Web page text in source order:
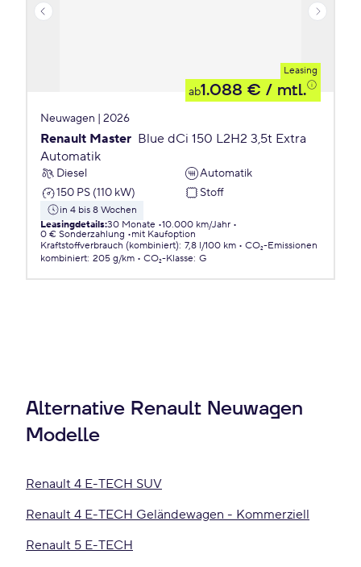
Leasing
ab1.088 € / mtl.
Neuwagen | 2026
Renault Master Blue dCi 150 L2H2 3,5t Extra
Automatik
Diesel
Automatik
150 PS (110 kW)
Stoff
in 4 bis 8 Wochen
Leasingdetails:30 Monate 10.000 km/Jahr
0 € Sonderzahlung
mit Kaufoption
Kraftstoffverbrauch (kombiniert): 7,8 l/100 km
CO₂-Emissionen
kombiniert: 205 g/km CO₂-Klasse: G
Alternative Renault Neuwagen
Modelle
Renault 4 E-TECH SUV
Renault 4 E-TECH Geländewagen - Kommerziell
Renault 5 E-TECH